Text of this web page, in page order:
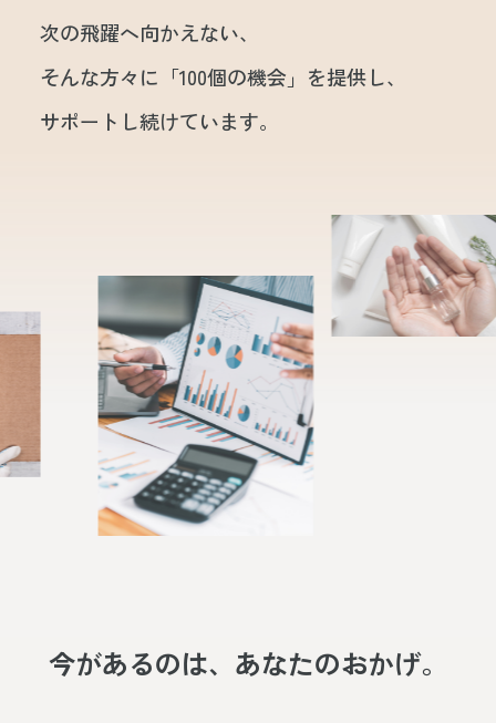
次の飛躍へ向かえない、
そんな方々に「100個の機会」を提供し、
サポートし続けています。
今があるのは、あなたのおかげ。